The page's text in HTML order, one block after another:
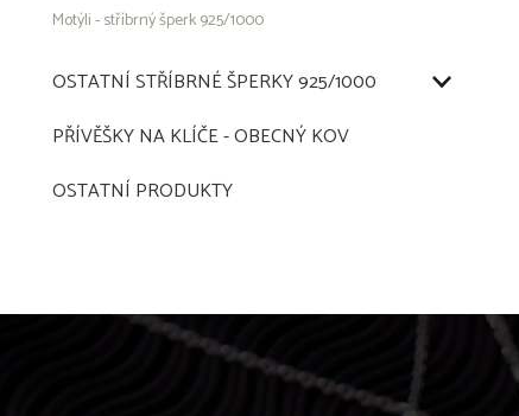
Motýli - stříbrný šperk 925/1000
OSTATNÍ STŘÍBRNÉ ŠPERKY 925/1000
PŘÍVĚŠKY NA KLÍČE - OBECNÝ KOV
OSTATNÍ PRODUKTY